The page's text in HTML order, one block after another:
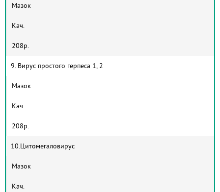
Мазок
Кач.
208р.
9. Вирус простого герпеса 1, 2
Мазок
Кач.
208р.
10.Цитомегаловирус
Мазок
Кач.